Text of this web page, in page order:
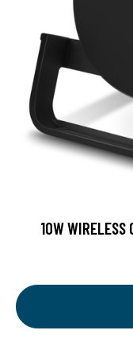
10W WIRELESS